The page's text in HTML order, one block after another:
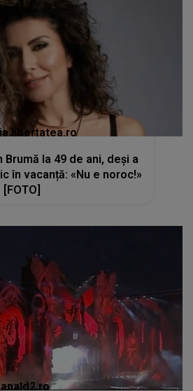
Brumă la 49 de ani, deși a
în vacanță: «Nu e noroc!»
[FOTO]